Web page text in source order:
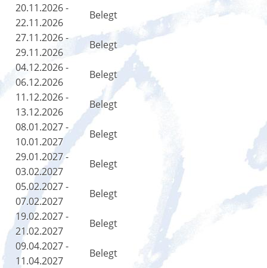
20.11.2026 -
22.11.2026
Belegt
27.11.2026 -
29.11.2026
Belegt
04.12.2026 -
06.12.2026
Belegt
11.12.2026 -
13.12.2026
Belegt
08.01.2027 -
10.01.2027
Belegt
29.01.2027 -
03.02.2027
Belegt
05.02.2027 -
07.02.2027
Belegt
19.02.2027 -
21.02.2027
Belegt
09.04.2027 -
11.04.2027
Belegt